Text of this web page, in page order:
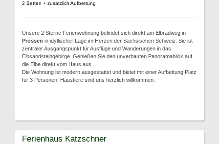
2 Betten + zusätzlich Aufbettung
Unsere 2 Sterne Ferienwohnung befindet sich direkt am Elbradweg in
Prossen in idyllischer Lage im Herzen der Sächsischen Schweiz. Sie ist
zentraler Ausgangspunkt für Ausflüge und Wanderungen in das
Elbsandsteingebirge. Genießen Sie den unverbauten Panoramablick auf
die Elbe direkt vom Haus aus.
Die Wohnung ist modern ausgestattet und bietet mit einer Aufbettung Platz
für 3 Personen. Haustiere sind uns herzlich willkommen.
Ferienhaus Katzschner